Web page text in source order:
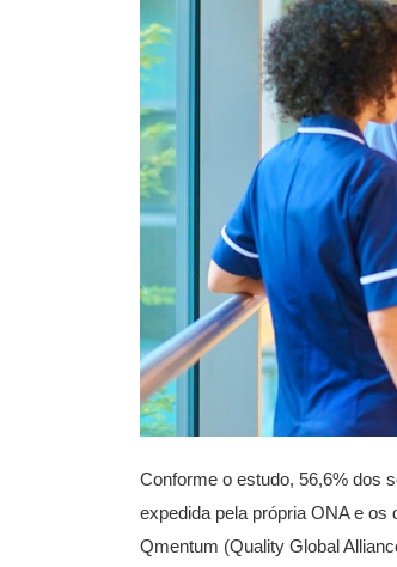
Conforme o estudo, 56,6% dos
expedida pela própria ONA e
Qmentum (Quality Global